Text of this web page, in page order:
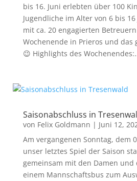
bis 16. Juni erlebten über 100
Jugendliche im Alter von 6 bis
mit ca. 20 engagierten
Wochenende in Prieros und das
😉 Highlights des
Saisonabschluss in
von Felix Goldmann | Juni 12,
Am vergangenen Sonntag, dem
unser letztes Spiel der Saison
gemeinsam mit den Damen und
einem Mannschaftsbus zum